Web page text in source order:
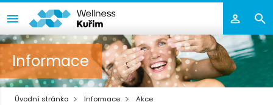
Informace
Úvodní stránka Informace
Akce